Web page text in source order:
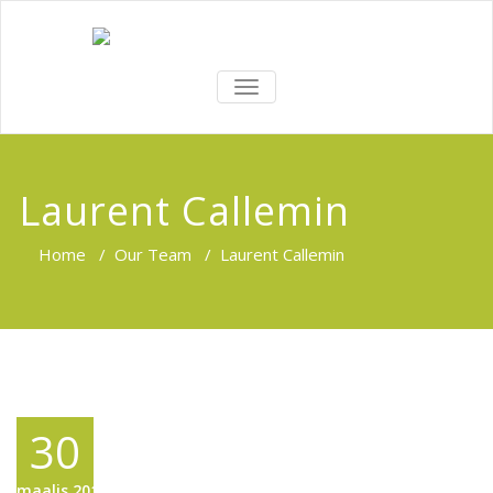
TOGGLE
Laurent Callemin
Home / Our Team / Laurent Callemin
30